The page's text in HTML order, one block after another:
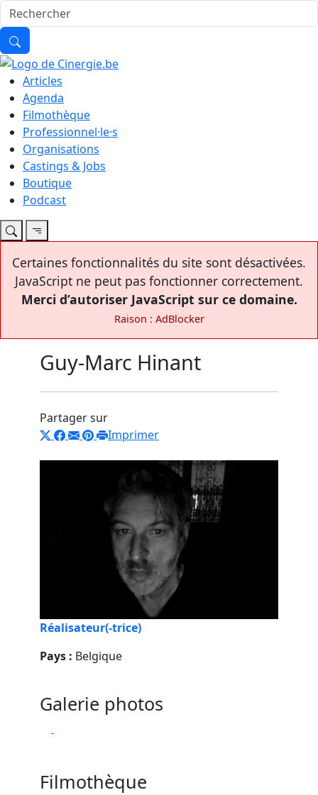
Articles
Agenda
Filmothèque
Professionnel·le·s
Organisations
Castings & Jobs
Boutique
Podcast
Certaines fonctionnalités du site sont désactivées.
JavaScript ne peut pas fonctionner correctement.
Merci d’autoriser JavaScript sur ce domaine.
Raison : AdBlocker
Guy-Marc Hinant
Partager sur
Imprimer
Réalisateur(-trice)
Pays : Belgique
Galerie photos
Filmothèque